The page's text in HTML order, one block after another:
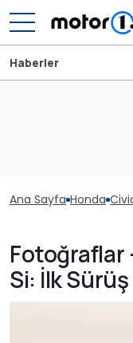
Haberler
Ana Sayfa Honda
Fotoğraflar
Si: İlk Sürüş